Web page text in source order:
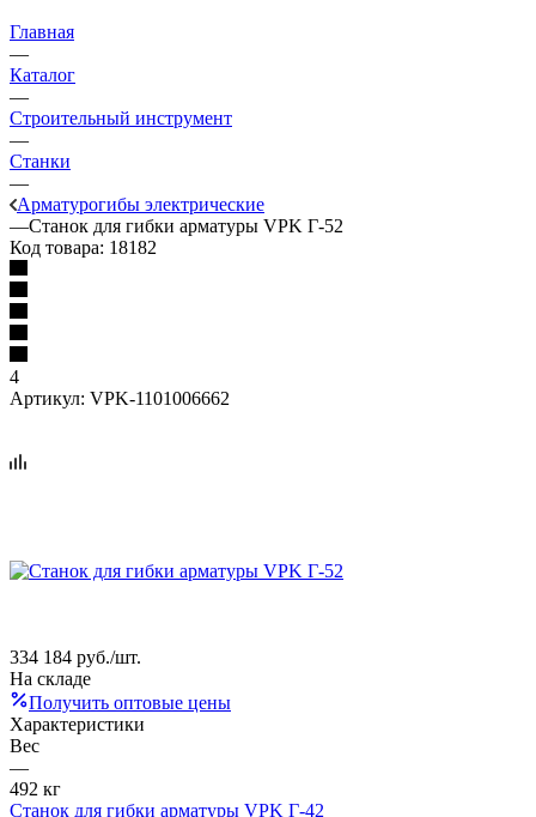
Главная
—
Каталог
—
Строительный инструмент
—
Станки
—
Арматурогибы электрические
—Станок для гибки арматуры VPK Г-52
Код товара: 18182
4
Артикул: VPK-1101006662
334 184 руб./шт.
На складе
Получить оптовые цены
Характеристики
Вес
—
492 кг
Станок для гибки арматуры VPK Г-42